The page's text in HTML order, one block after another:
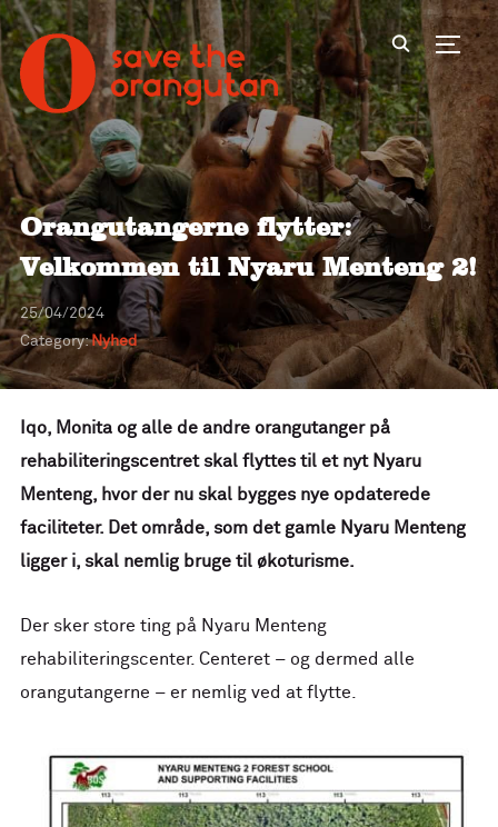
Orangutangerne flytter:
Velkommen til Nyaru Menteng 2!
25/04/2024
Category:Nyhed
Iqo, Monita og alle de andre orangutanger på
rehabiliteringscentret skal flyttes til et nyt Nyaru
Menteng, hvor der nu skal bygges nye opdaterede
faciliteter. Det område, som det gamle Nyaru Menteng
ligger i, skal nemlig bruge til økoturisme.
Der sker store ting på Nyaru Menteng
rehabiliteringscenter. Centeret – og dermed alle
orangutangerne – er nemlig ved at flytte.